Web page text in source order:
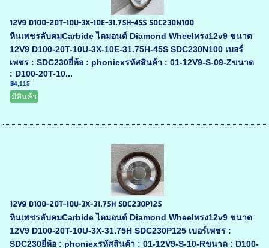
12V9 D100-20T-10U-3X-10E-31.75H-45S SDC230N100
หินเพชรลับคมCarbide ไดมอนด์ Diamond Wheelทรง12v9 ขนาด
12V9 D100-20T-10U-3X-10E-31.75H-45S SDC230N100 เบอร์
เพชร : SDC230ยี่ห้อ : phoniexรหัสสินค้า : 01-12V9-S-09-Zขนาด
: D100-20T-10...
฿4,115
มีสินค้า
12V9 D100-20T-10U-3X-31.75H SDC230P125
หินเพชรลับคมCarbide ไดมอนด์ Diamond Wheelทรง12v9 ขนาด
12V9 D100-20T-10U-3X-31.75H SDC230P125 เบอร์เพชร :
SDC230ยี่ห้อ : phoniexรหัสสินค้า : 01-12V9-S-10-Rขนาด : D100-